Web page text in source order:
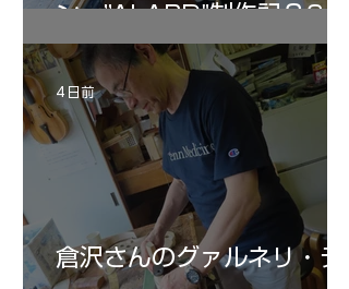
ン ”ALARD"制作記３6
倉沢さんのグァルネリ・デ
4 日前